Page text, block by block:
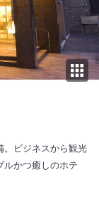
。ビジネスから観光
ルかつ癒しのホテ